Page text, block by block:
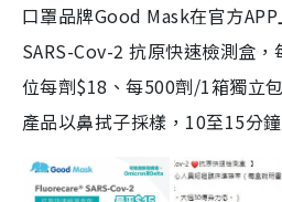
口罩品牌Good Mask在官方
SARS-Cov-2 抗原快速檢測盒
位每劑$18、每500劑/1箱獨立
產品以鼻拭子採樣，10至15分